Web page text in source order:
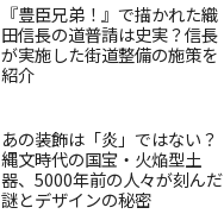
『豊臣兄弟！』で描かれた織
田信長の道普請は史実？信長
が実施した街道整備の施策を
紹介
あの装飾は「炎」ではない？
縄文時代の国宝・火焔型土
器、5000年前の人々が刻んだ
謎とデザインの秘密